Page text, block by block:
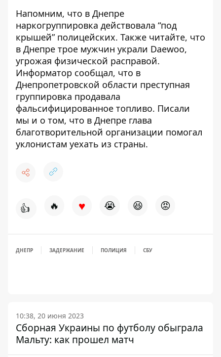
Напомним, что в Днепре
наркогруппировка действовала “под
крышей” полицейских. Также читайте, что
в Днепре трое мужчин украли Daewoo,
угрожая физической расправой.
Информатор сообщал, что в
Днепропетровской области преступная
группировка продавала
фальсифицированное топливо. Писали
мы и о том, что в Днепре глава
благотворительной организации помогал
уклонистам уехать из страны.
👍 🔥 ♥ 😭 😆 😡
ДНЕПР ЗАДЕРЖАНИЕ ПОЛИЦИЯ СБУ
10:38, 20 июня 2023
Сборная Украины по футболу обыграла
Мальту: как прошел матч